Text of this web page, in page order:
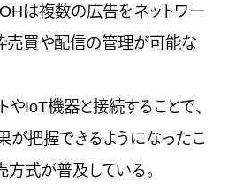
は複数の広告をネットワー
売買や配信の管理が可能な
IoT機器と接続することで、
が把握できるようになったこ
方式が普及している。